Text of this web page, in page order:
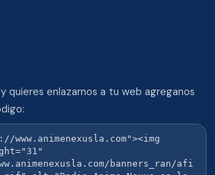
quieres enlazarnos a tu web agreganos